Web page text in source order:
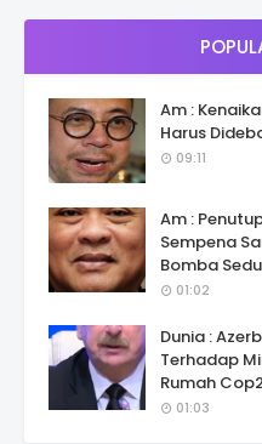
Am :
Harus
09:11
Am :
Sempena
Bomba
01:02
Dunia :
Terhadap
Rumah
01:03